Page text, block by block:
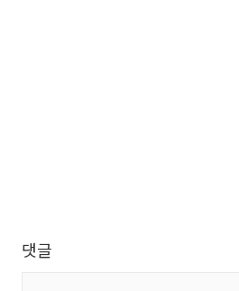
댓글